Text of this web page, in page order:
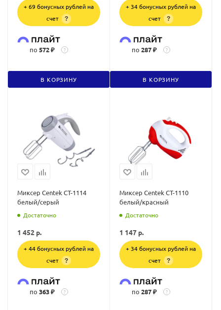
+ 69 бонусных рублей на
счет
?
по 572 ₽ ?
В КОРЗИНУ
+ 34 бонусных рублей на
счет
?
по 287 ₽ ?
В КОРЗИНУ
Миксер Centek CT-1114
белый/серый
Достаточно
1 452 р.
+ 44 бонусных рублей на
счет
?
по 363 ₽ ?
Миксер Centek CT-1110
белый/красный
Достаточно
1 147 р.
+ 34 бонусных рублей на
счет
?
по 287 ₽ ?